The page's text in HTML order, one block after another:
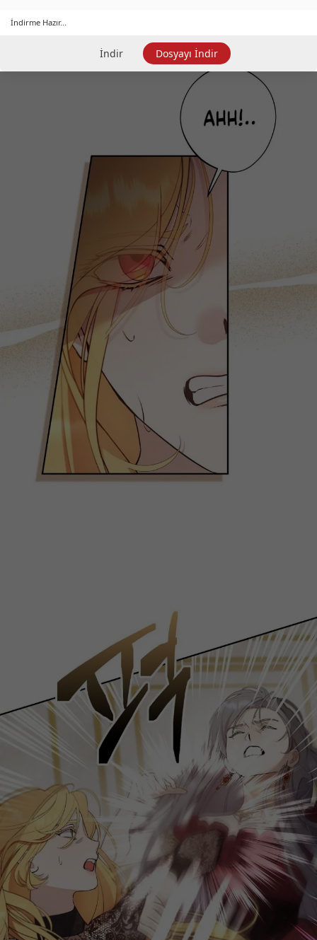
İndirme Hazır...
İndir Dosyayı İndir